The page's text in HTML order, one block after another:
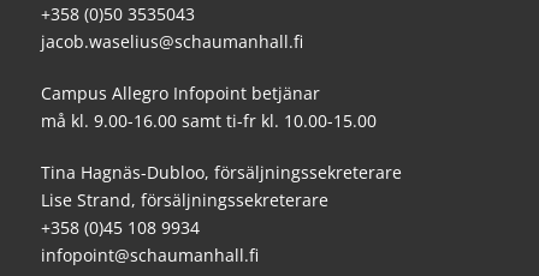
+358 (0)50 3535043
jacob.waselius@schaumanhall.fi
Campus Allegro Infopoint betjänar
må kl. 9.00-16.00 samt ti-fr kl. 10.00-15.00
Tina Hagnäs-Dubloo, försäljningssekreterare
Lise Strand, försäljningssekreterare
+358 (0)45 108 9934
infopoint@schaumanhall.fi